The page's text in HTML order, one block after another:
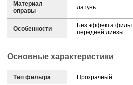
Материал
оправы
латунь
Особенности
Без эффекта
передней линзы
Основные характеристики
Тип фильтра Прозрачный